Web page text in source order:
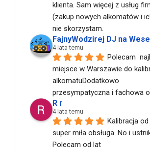
klienta. Sam więcej z usług
(zakup nowych alkomatów i
nie skorzystam.
FajnyWodzirej DJ na
4 lata temu
Polecam
miejsce w Warszawie do
alkomatuDodatkowo
przesympatyczna i fachowa
R r
4 lata temu
Kalibracja od
super miła obsługa. No i
Polecam od lat